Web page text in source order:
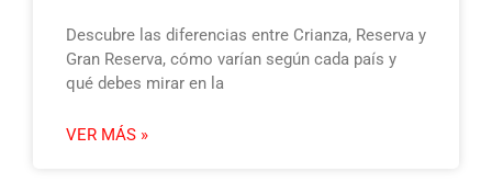
Descubre las diferencias entre Crianza, Reserva y
Gran Reserva, cómo varían según cada país y
qué debes mirar en la
VER MÁS »